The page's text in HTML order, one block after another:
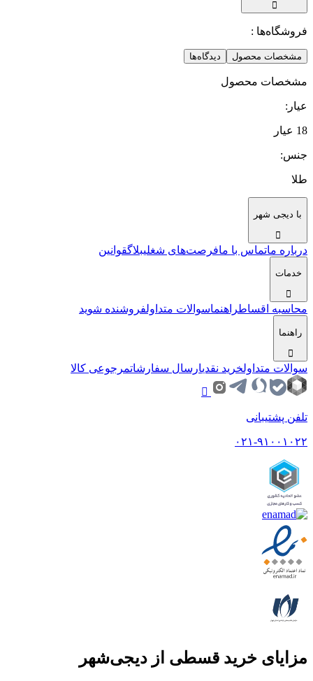
فروشگاه‌ها :
مشخصات محصول دیدگاه‌ها
مشخصات محصول
عیار :
18 عیار
جنس:
طلا
با دیجی شهر
درباره ماتماس با مافرصت‌های شغلیبلاگقوانین
خدمات
محاسبه اقساطراهنماسوالات متداولفروشنده شوید
راهنما
سوالات متداولخرید نقدیارسال سفارشاتمرجوعی کالا
تلفن پشتیبانی
۰۲۱-۹۱۰۰۱۰۲۲
مزایای خرید قسطی از دیجی‌شهر